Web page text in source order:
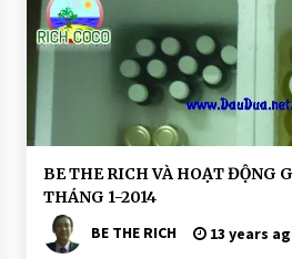
H
o
ạ
D
ầ
u
a
BE THE RICH VÀ HOẠT ĐỘNG
THÁNG 1-2014
BE THE RICH
13 years